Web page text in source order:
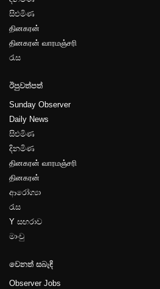
සිළුමිණ
தினகரன்
தினகரன் வாரமஞ்சரி
රැස
ඊපුවත්පත්
Sunday Observer
Daily News
සිළුමිණ
දිනමිණ
தினகரன் வாரமஞ்சரி
தினகரன்
ආරෝග්‍යා
රැස
Y සඟරාව
මාංචු
වෙනත් සබැඳි
Observer Jobs